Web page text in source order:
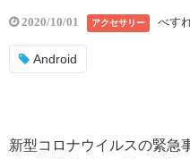
2020/10/01 アクセサリー べす
Android
新型コロナウイルスの緊急